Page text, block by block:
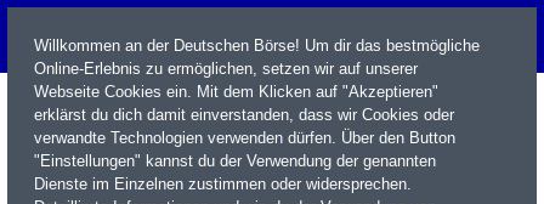
Willkommen an der Deutschen Börse! Um dir das bestmögliche
Online-Erlebnis zu ermöglichen, setzen wir auf unserer
Webseite Cookies ein. Mit dem Klicken auf "Akzeptieren"
erklärst du dich damit einverstanden, dass wir Cookies oder
verwandte Technologien verwenden dürfen. Über den Button
"Einstellungen" kannst du der Verwendung der genannten
Dienste im Einzelnen zustimmen oder widersprechen.